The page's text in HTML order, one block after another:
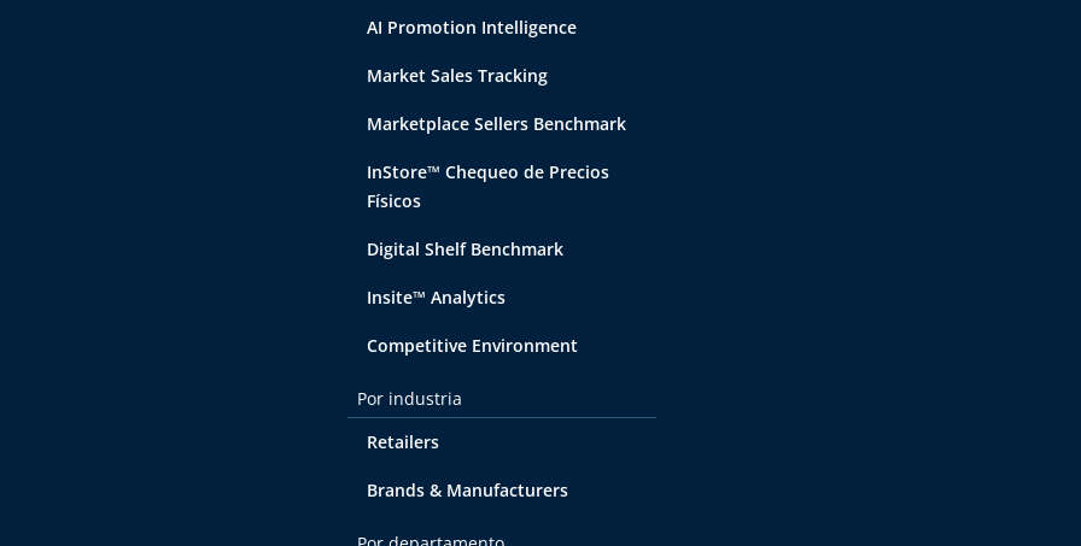
AI Promotion Intelligence
Market Sales Tracking
Marketplace Sellers Benchmark
InStore™ Chequeo de Precios
Físicos
Digital Shelf Benchmark
Insite™ Analytics
Competitive Environment
Por industria
Retailers
Brands & Manufacturers